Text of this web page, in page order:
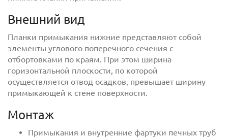
политикой обработки персональных данных
ознакомлен(-а) и даю
согласие
персональных данных
сполитикой конфиденциальности
и даю согласие
Внешний вид
Планки примыкания нижние представляют собой
элементы углового поперечного сечения с
отбортовками по краям. При этом ширина
горизонтальной плоскости, по которой
осуществляется отвод осадков, превышает ширину
примыкающей к стене поверхности.
Монтаж
Примыкания и внутренние фартуки печных труб